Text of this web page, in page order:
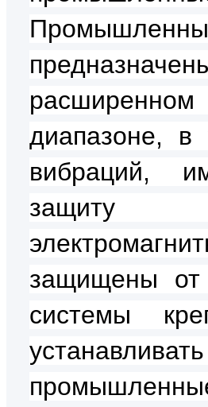
диапазоне, в
вибраций,
защиту
защищены
системы